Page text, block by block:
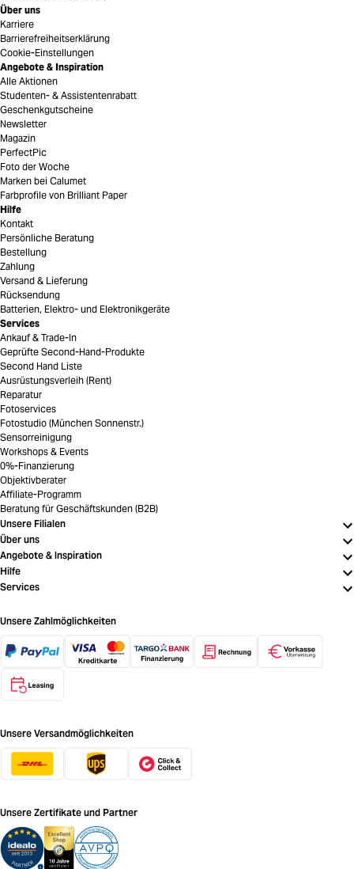
Über uns
Karriere
Barrierefreiheitserklärung
Cookie-Einstellungen
Angebote & Inspiration
Alle Aktionen
Studenten- & Assistentenrabatt
Geschenkgutscheine
Newsletter
Magazin
PerfectPic
Foto der Woche
Marken bei Calumet
Farbprofile von Brilliant Paper
Hilfe
Kontakt
Persönliche Beratung
Bestellung
Zahlung
Versand & Lieferung
Rücksendung
Batterien, Elektro- und Elektronikgeräte
Services
Ankauf & Trade-In
Geprüfte Second-Hand-Produkte
Second Hand Liste
Ausrüstungsverleih (Rent)
Reparatur
Fotoservices
Fotostudio (München Sonnenstr.)
Sensorreinigung
Workshops & Events
0%-Finanzierung
Objektivberater
Affiliate-Programm
Beratung für Geschäftskunden (B2B)
Unsere Filialen
Über uns
Angebote & Inspiration
Hilfe
Services
Unsere Zahlmöglichkeiten
Unsere Versandmöglichkeiten
Unsere Zertifikate und Partner